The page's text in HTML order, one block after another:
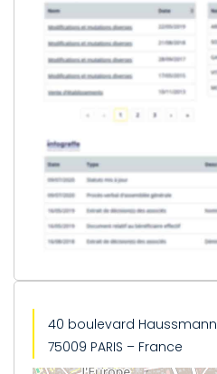
40 boulevard Haussmann
75009 PARIS – France